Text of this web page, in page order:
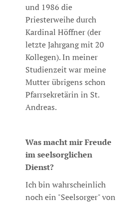
und 1986 die
Priesterweihe durch
Kardinal Höffner (der
letzte Jahrgang mit 20
Kollegen). In meiner
Studienzeit war meine
Mutter übrigens schon
Pfarrsekretärin in St.
Andreas.
Was macht mir Freude
im seelsorglichen
Dienst?
Ich bin wahrscheinlich
noch ein "Seelsorger" von